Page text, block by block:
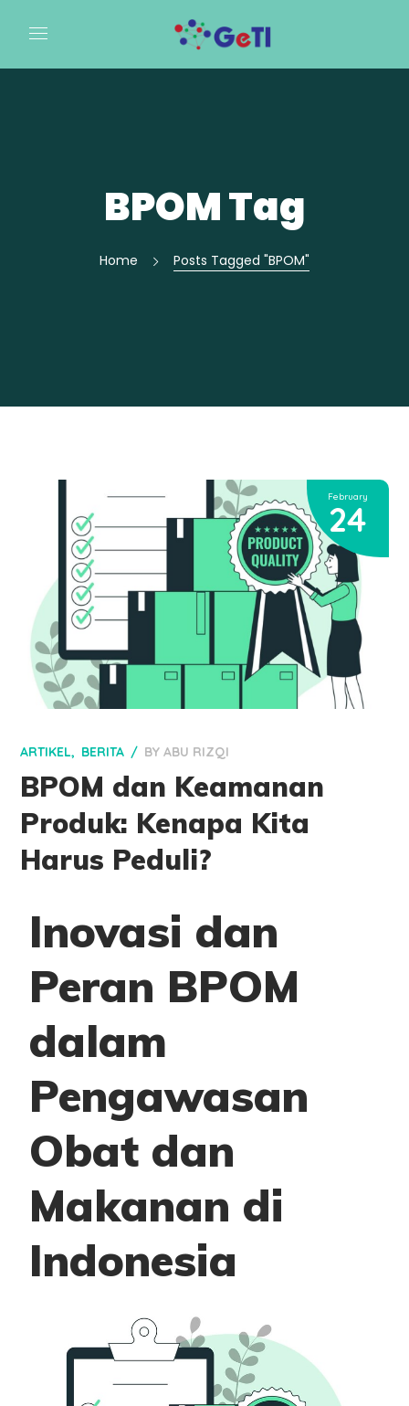
BPOM Tag
Home Posts Tagged "BPOM"
February
24
ARTIKEL BERITA BYABU RIZQI
BPOM dan Keamanan
Produk: Kenapa Kita
Harus Peduli?
Inovasi dan
Peran BPOM
dalam
Pengawasan
Obat dan
Makanan di
Indonesia